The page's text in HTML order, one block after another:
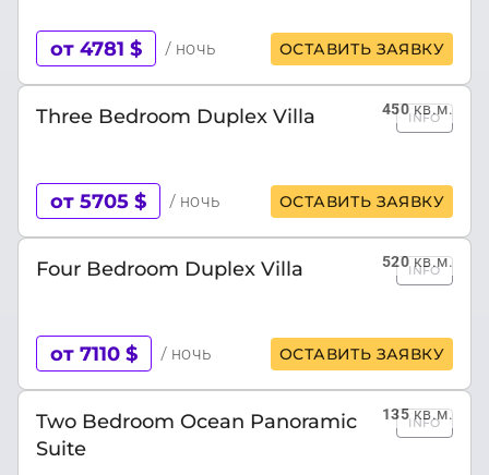
от 4781 $ / ночь ОСТАВИТЬ ЗАЯВКУ
450кв.м.
Three Bedroom Duplex Villa INFO
от 5705 $ / ночь ОСТАВИТЬ ЗАЯВКУ
520кв.м.
Four Bedroom Duplex Villa INFO
от 7110 $ / ночь ОСТАВИТЬ ЗАЯВКУ
135кв.м.
Two Bedroom Ocean Panoramic
Suite
INFO